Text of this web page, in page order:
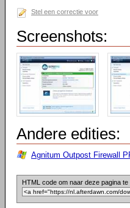
Stel een correctie voor
Screenshots:
Andere edities:
Agnitum Outpost Firewall
HTML code om naar deze pagina te